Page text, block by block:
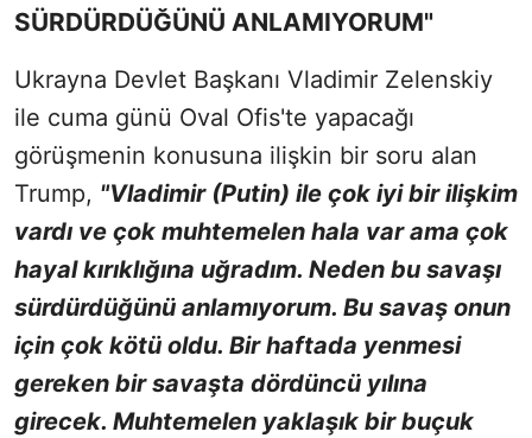
SÜRDÜRDÜĞÜNÜ ANLAMIYORUM"
Ukrayna Devlet Başkanı Vladimir Zelenskiy
ile cuma günü Oval Ofis'te yapacağı
görüşmenin konusuna ilişkin bir soru alan
Trump, "Vladimir (Putin) ile çok iyi bir ilişkim
vardı ve çok muhtemelen hala var ama çok
hayal kırıklığına uğradım. Neden bu savaşı
sürdürdüğünü anlamıyorum. Bu savaş onun
için çok kötü oldu. Bir haftada yenmesi
gereken bir savaşta dördüncü yılına
girecek. Muhtemelen yaklaşık bir buçuk